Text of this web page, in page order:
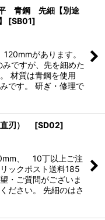
青鋼 先細【別途
[SB01]
があります。
ですが、先を細めた
材質は青鋼を使用
です。 研ぎ・修理で
刃） [SD02]
、 10丁以上ご注
ックポスト送料185
・ご質問がございま
ださい。 先細のはさ